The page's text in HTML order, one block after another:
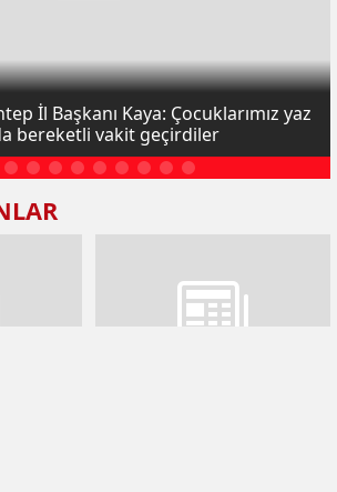
İl Başkanı Kaya: Çocuklarımız yaz
bereketli vakit geçirdiler